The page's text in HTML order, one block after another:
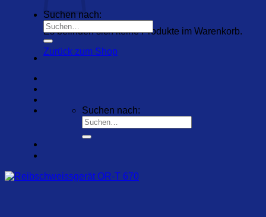
Es befinden sich keine Produkte im Warenkorb.
Zurück zum Shop
Suchen nach:
Suchen nach: